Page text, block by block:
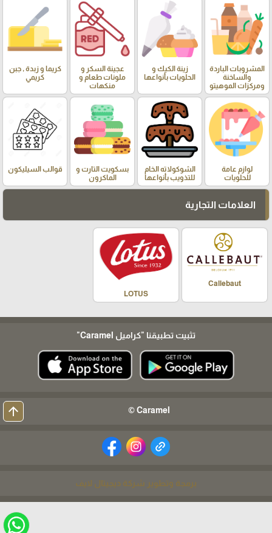
المشروبات الباردة
والساخنة
ومركزات الموهيتو
زينة الكيك و
الحلويات بأنواعها
عجينة السكر و
ملونات طعام و
منكهات
كريما و زبدة , جبن
كريمي
لوازم عامة
للحلويات
الشوكولاته الخام
للتذويب بأنواعها
بسكويت التارت و
الماكرون
قوالب السيليكون
العلامات التجارية
Callebaut
LOTUS
تثبيت تطبيقنا "كراميل Caramel"
Caramel ©
arrow_upward
برمجة وتطوير شركة ديجيتال لايف